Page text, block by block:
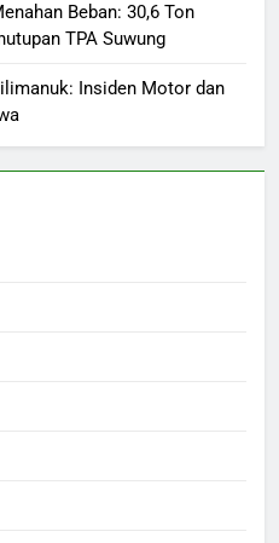
Beban: 30,6 Ton
TPA Suwung
Insiden Motor dan